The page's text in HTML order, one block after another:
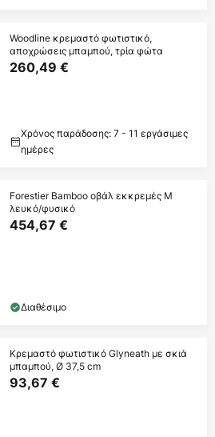
Woodline κρεμαστό φωτιστικό,
αποχρώσεις μπαμπού, τρία φώτα
260,49 €
Χρόνος παράδοσης: 7 - 11 εργάσιμες
ημέρες
Forestier Bamboo οβάλ εκκρεμές M
λευκό/φυσικό
454,67 €
Διαθέσιμο
Κρεμαστό φωτιστικό Glyneath με σκιά
μπαμπού, Ø 37,5 cm
93,67 €